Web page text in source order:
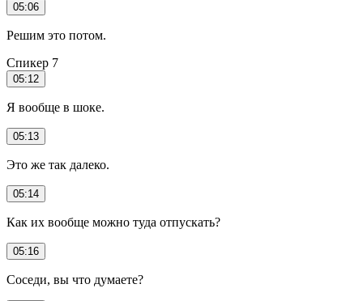
05:06
Решим это потом.
Спикер 7
05:12
Я вообще в шоке.
05:13
Это же так далеко.
05:14
Как их вообще можно туда отпускать?
05:16
Соседи, вы что думаете?